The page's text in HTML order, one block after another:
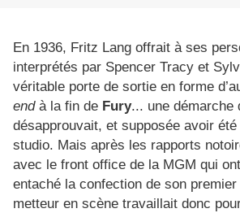
En 1936, Fritz Lang offrait à ses
interprétés par Spencer Tracy et
véritable porte de sortie en forme
endà la fin de Fury... une démarche
désapprouvait, et supposée avoir
studio. Mais après les rapports
avec le front office de la MGM qui
entaché la confection de son
metteur en scène travaillait donc